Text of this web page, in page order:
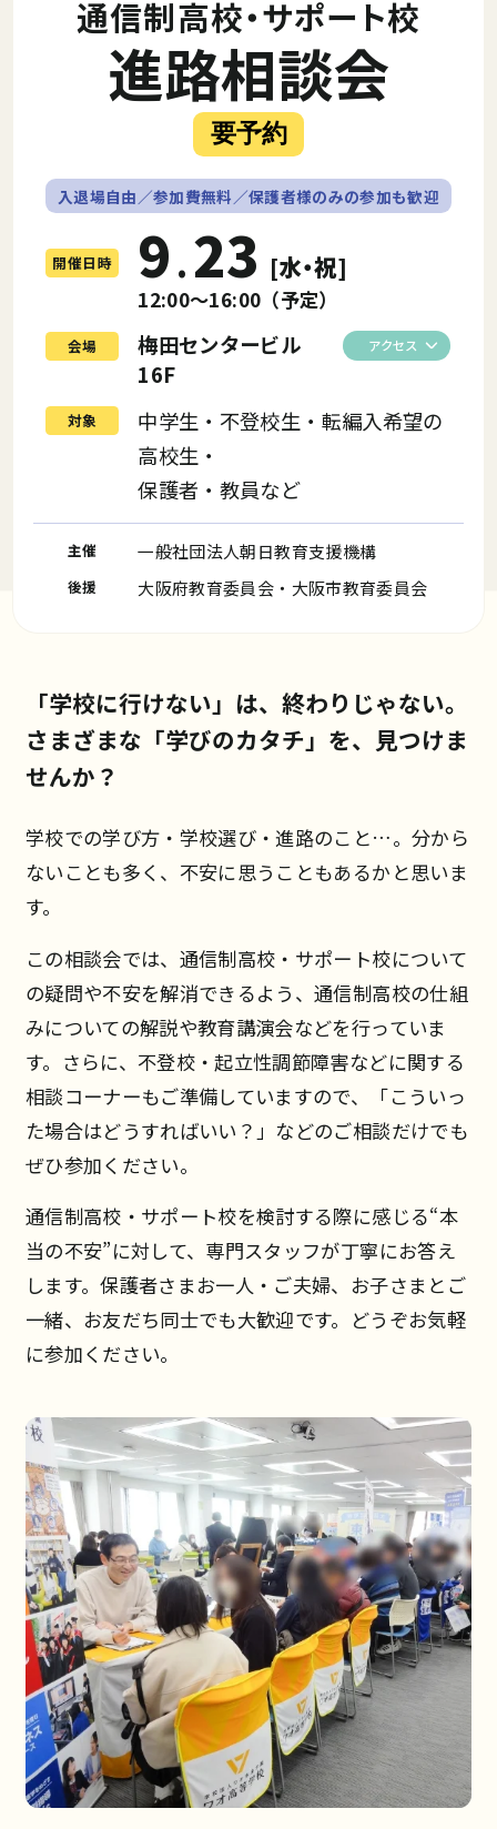
通信制高校・サポート校
進路相談会
要予約
入退場自由／参加費無料／保護者様のみの参加も歓迎
開催日時 9.23 [水・祝]
12:00〜16:00（予定）
会場
梅田センタービル
16F
アクセス
対象
中学生・不登校生・転編入希望の
高校生・
保護者・教員など
主催 一般社団法人朝日教育支援機構
後援 大阪府教育委員会・大阪市教育委員会
「学校に行けない」は、終わりじゃない。
さまざまな「学びのカタチ」を、見つけま
せんか？
学校での学び方・学校選び・進路のこと…。分から
ないことも多く、不安に思うこともあるかと思いま
す。
この相談会では、通信制高校・サポート校について
の疑問や不安を解消できるよう、通信制高校の仕組
みについての解説や教育講演会などを行っていま
す。さらに、不登校・起立性調節障害などに関する
相談コーナーもご準備していますので、「こういっ
た場合はどうすればいい？」などのご相談だけでも
ぜひ参加ください。
通信制高校・サポート校を検討する際に感じる“本
当の不安”に対して、専門スタッフが丁寧にお答え
します。保護者さまお一人・ご夫婦、お子さまとご
一緒、お友だち同士でも大歓迎です。どうぞお気軽
に参加ください。